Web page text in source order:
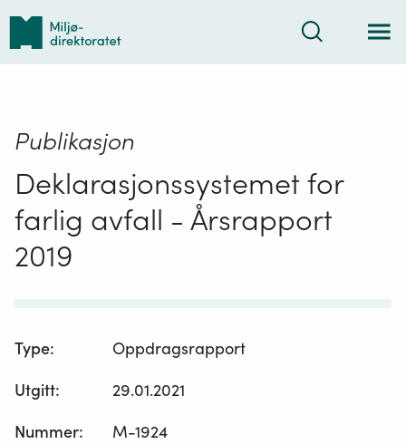
Tilbake
forsiden
Søk
Publikasjon
Deklarasjonssystemet for
farlig avfall - Årsrapport
2019
Type:
Oppdragsrapport
Utgitt:
29.01.2021
Nummer:
M-1924